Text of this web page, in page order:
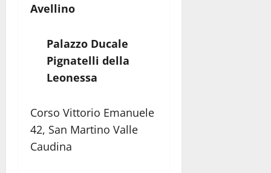
Avellino
Palazzo Ducale
Pignatelli della
Leonessa
Corso Vittorio Emanuele
42, San Martino Valle
Caudina